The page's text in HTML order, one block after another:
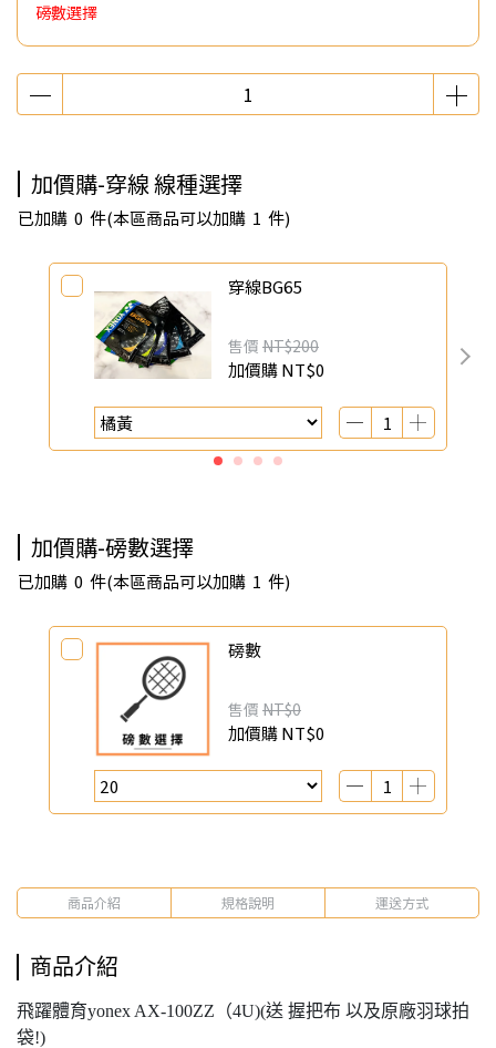
磅數選擇
加價購-穿線 線種選擇
已加購 0 件(本區商品可以加購 1 件)
穿線BG65
售價 NT$200
加價購NT$0
加價購-磅數選擇
已加購 0 件(本區商品可以加購 1 件)
磅數
售價 NT$0
加價購NT$0
商品介紹 規格說明 運送方式
商品介紹
飛躍體育yonex AX-100ZZ（4U)(送 握把布 以及原廠羽球拍
袋!)